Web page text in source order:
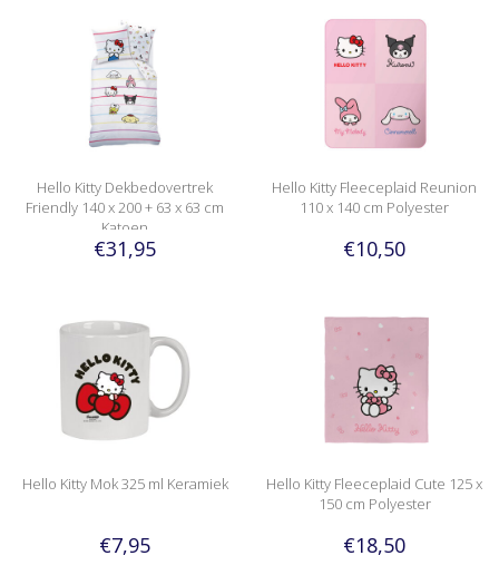
Hello Kitty Dekbedovertrek
Friendly 140 x 200 + 63 x 63 cm
Katoen
€31,95
Hello Kitty Fleeceplaid Reunion
110 x 140 cm Polyester
€10,50
Hello Kitty Mok 325 ml Keramiek
€7,95
Hello Kitty Fleeceplaid Cute 125 x
150 cm Polyester
€18,50